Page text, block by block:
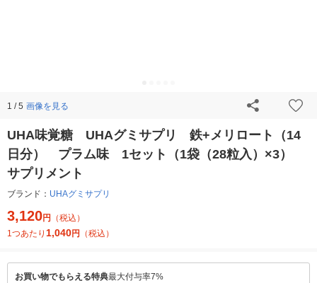
1 / 5 画像を見る
UHA味覚糖 UHAグミサプリ 鉄+メリロート（14
日分） プラム味 1セット（1袋（28粒入）×3）
サプリメント
ブランド： UHAグミサプリ
3,120円
（税込）
1つあたり 1,040円 （税込）
お買い物でもらえる特典最大付与率7%